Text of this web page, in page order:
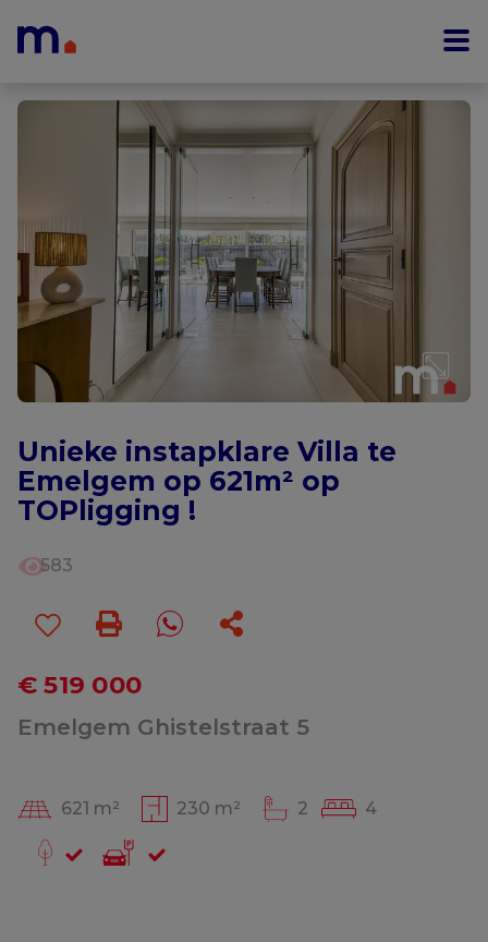
Unieke instapklare Villa te
Emelgem op 621m² op
TOPligging !
583
€ 519 000
Emelgem Ghistelstraat 5
621 m² 230 m² 2 4